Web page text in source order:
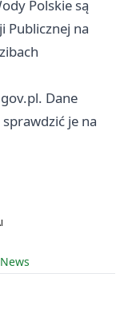
Polskie są
Publicznej na
Dane
je na